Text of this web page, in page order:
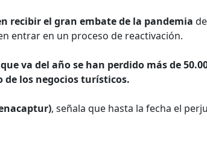
recibir el gran embate de la pandemia
entrar en un proceso de reactivación.
va del año se han perdido más de
de los negocios turísticos.
, señala que hasta la fecha el